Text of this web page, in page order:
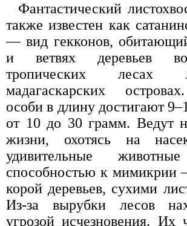
Фантастический
также известен как
— вид гекконов,
и ветвях деревьев
тропических
мадагаскарских
особи в длину достигают
от 10 до 30 грамм. Ведут
жизни, охотясь на
удивительные
способностью к мимикрии –
корой деревьев, сухими
Из-за вырубки лесов
угрозой исчезновения. Их